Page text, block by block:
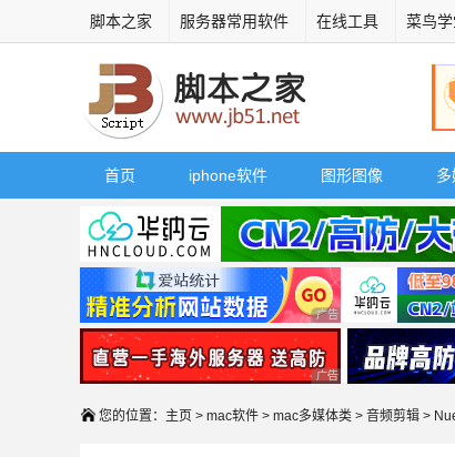
脚本之家 服务器常用软件 在线工具 菜鸟学
首页 iphone软件 图形图像
广告 商业广告，理性选择
广告 商业广告，理性选择
您的位置： 主页 > mac软件 > mac多媒体类 > 音频剪辑 >